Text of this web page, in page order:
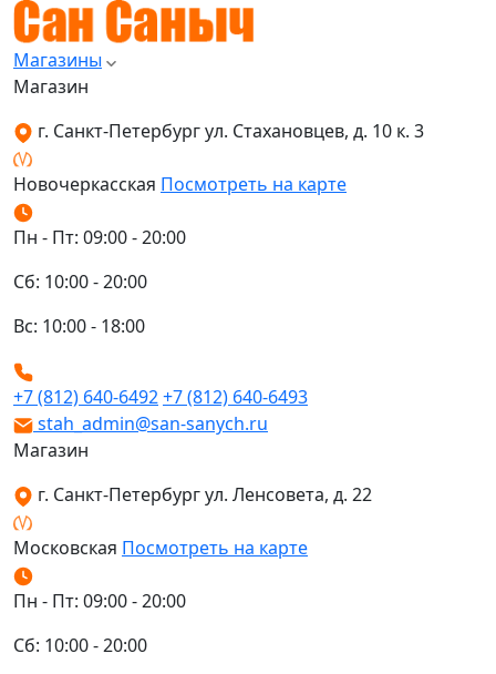
Магазины
Магазин
г. Санкт-Петербург ул. Стахановцев, д. 10 к. 3
Новочеркасская Посмотреть на карте
Пн - Пт: 09:00 - 20:00
Сб: 10:00 - 20:00
Вс: 10:00 - 18:00
+7 (812) 640-6492+7 (812) 640-6493
stah_admin@san-sanych.ru
Магазин
г. Санкт-Петербург ул. Ленсовета, д. 22
Московская Посмотреть на карте
Пн - Пт: 09:00 - 20:00
Сб: 10:00 - 20:00